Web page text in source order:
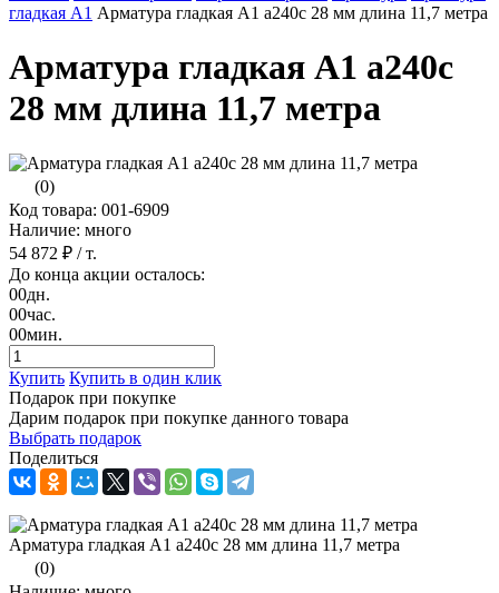
гладкая A1 Арматура гладкая А1 а240с 28 мм длина 11,7 метра
Арматура гладкая А1 а240с
28 мм длина 11,7 метра
(0)
Код товара: 001-6909
Наличие: много
54 872 ₽ / т.
До конца акции осталось:
00дн.
00час.
00мин.
Купить Купить в один клик
Подарок при покупке
Дарим подарок при покупке данного товара
Выбрать подарок
Поделиться
Арматура гладкая А1 а240с 28 мм длина 11,7 метра
(0)